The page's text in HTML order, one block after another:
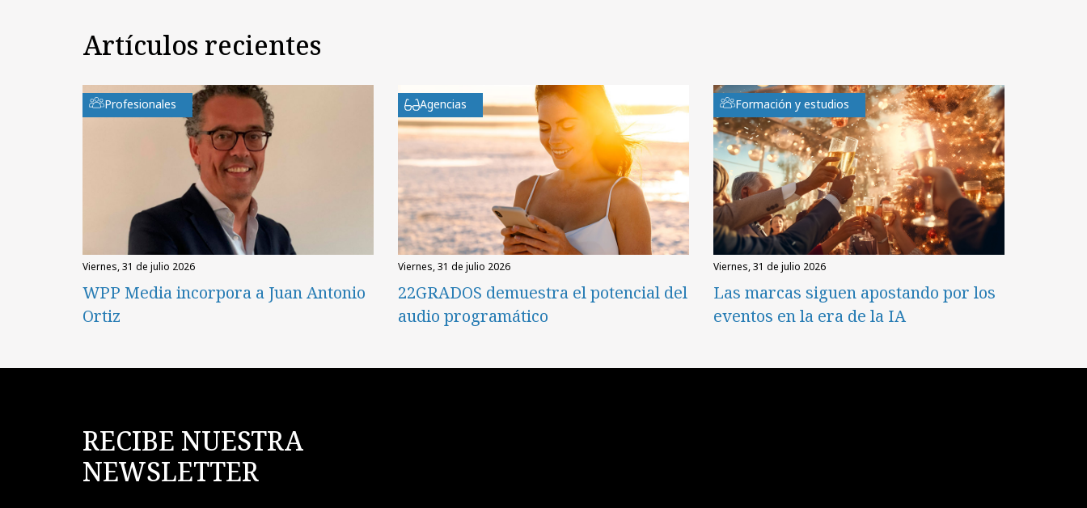
Artículos recientes
Profesionales
viernes, 31 de julio 2026
WPP Media incorpora a Juan Antonio
Ortiz
Agencias
viernes, 31 de julio 2026
22GRADOS demuestra el potencial del
audio programático
Formación y estudios
viernes, 31 de julio 2026
Las marcas siguen apostando por los
eventos en la era de la IA
RECIBE NUESTRA
NEWSLETTER